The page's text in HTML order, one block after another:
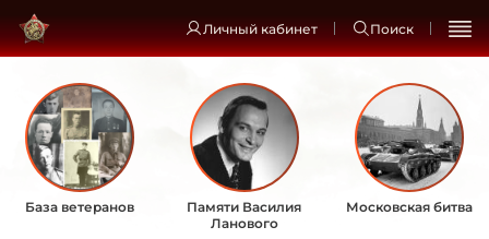
Личный кабинет Поиск
База ветеранов
Памяти Василия
Ланового
Московская битва